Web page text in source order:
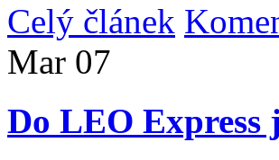
Celý článek
Mar 07
Do LEO Express